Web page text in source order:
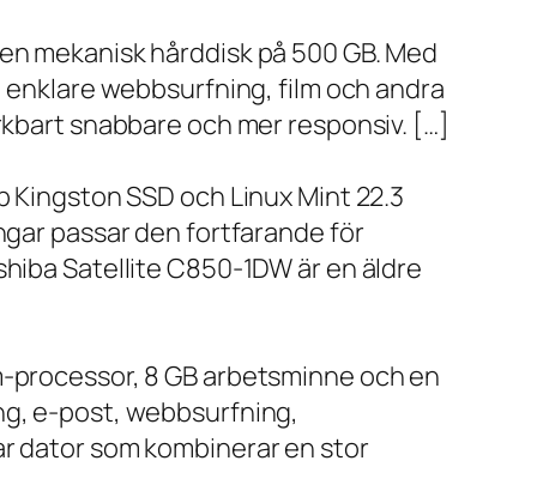
mekanisk hårddisk på 500 GB. Med
webbsurfning, film och andra
snabbare och mer responsiv. […]
SSD och Linux Mint 22.3
passar den fortfarande för
Satellite C850-1DW är en äldre
8 GB arbetsminne och en
e-post, webbsurfning,
dator som kombinerar en stor